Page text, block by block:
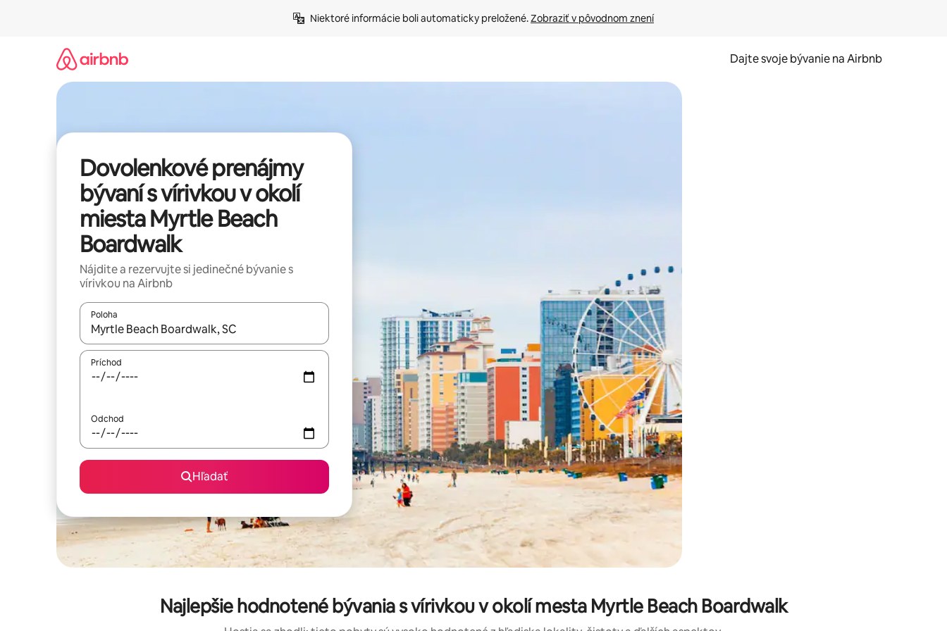
Niektoré informácie boli automaticky preložené. Zobraziť v pôvodnom znení
Dajte svoje bývanie na Airbnb
Dovolenkové prenájmy
bývaní s vírivkou v okolí
miesta Myrtle Beach
Boardwalk
Nájdite a rezervujte si jedinečné bývanie s
vírivkou na Airbnb
Poloha
Keď budú výsledky k dispozícii, môžete si ich prechádzať pomocou klávesov so šípkami nahor a nadol alebo ich preskúmať pomocou dotykových gest či potiahnutia prstom.
Príchod
Odchod
Hľadať
Najlepšie hodnotené bývania s vírivkou v okolí mesta Myrtle Beach Boardwalk